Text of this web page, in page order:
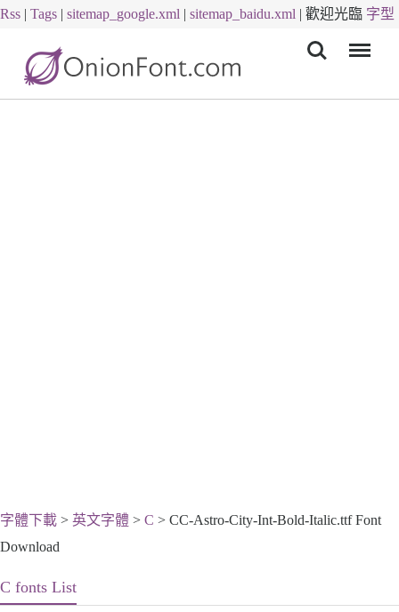
Rss | Tags | sitemap_google.xml | sitemap_baidu.xml | 歡迎光臨 字型
字體下載 > 英文字體 > C > CC-Astro-City-Int-Bold-Italic.ttf Font
Download
C fonts List